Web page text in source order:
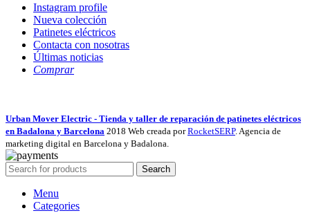
Instagram profile
Nueva colección
Patinetes eléctricos
Contacta con nosotras
Últimas noticias
Comprar
Urban Mover Electric - Tienda y taller de reparación de patinetes eléctricos
en Badalona y Barcelona 2018 Web creada porRocketSERP. Agencia de
marketing digital en Barcelona y Badalona.
Search
Menu
Categories